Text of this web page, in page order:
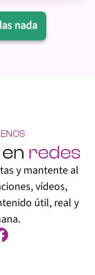
nada
redes
y mantente al
vídeos,
útil, real y